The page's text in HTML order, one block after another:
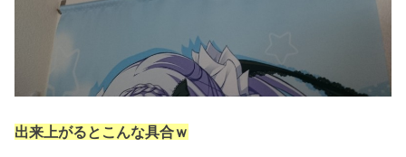
出来上がるとこんな具合ｗ